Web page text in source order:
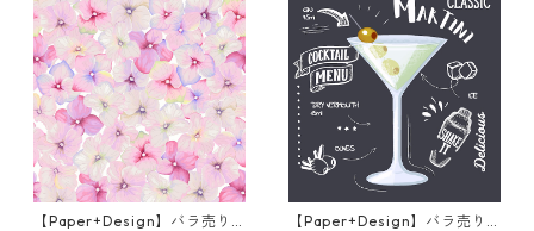
【Paper+Design】バラ売り2
【Paper+Design】バラ売り2